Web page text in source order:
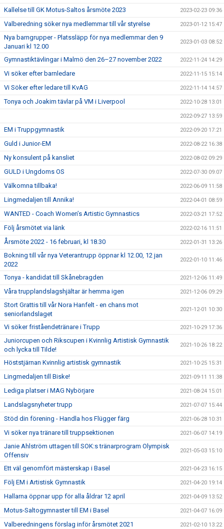
Kallelse till GK Motus-Saltos årsmöte 2023 2023-02-23 09:36
Valberedning söker nya medlemmar till vår styrelse 2023-01-12 15:47
Nya barngrupper - Platssläpp för nya medlemmar den 9
Januari kl 12.00
2023-01-03 08:52
Gymnastiktävlingar i Malmö den 26–27 november 2022 2022-11-24 14:29
Vi söker efter barnledare 2022-11-15 15:14
Vi Söker efter ledare till KvAG 2022-11-14 14:57
Tonya och Joakim tävlar på VM i Liverpool 2022-10-28 13:01
2022-09-27 13:59
EM i Truppgymnastik 2022-09-20 17:21
Guld i Junior-EM 2022-08-22 16:38
Ny konsulent på kansliet 2022-08-02 09:29
GULD i Ungdoms OS 2022-07-30 09:07
Välkomna tillbaka! 2022-06-09 11:58
Lingmedaljen till Annika! 2022-04-01 08:59
WANTED - Coach Women’s Artistic Gymnastics 2022-03-21 17:52
Följ årsmötet via länk 2022-02-16 11:51
Årsmöte 2022 - 16 februari, kl 18.30 2022-01-31 13:26
Bokning till vår nya Veterantrupp öppnar kl 12.00, 12 jan
2022
2022-01-10 11:46
Tonya - kandidat till Skånebragden 2021-12-06 11:49
Våra trupplandslagshjältar är hemma igen 2021-12-06 09:29
Stort Grattis till vår Nora Hanfelt - en chans mot
seniorlandslaget
2021-12-01 10:30
Vi söker friståendetränare i Trupp 2021-10-29 17:36
Juniorcupen och Rikscupen i Kvinnlig Artistisk Gymnastik
och lycka till Tilde!
2021-10-26 18:22
Höststjärnan Kvinnlig artistisk gymnastik 2021-10-25 15:31
Lingmedaljen till Biske! 2021-09-11 11:38
Lediga platser i MAG Nybörjare 2021-08-24 15:01
Landslagsnyheter trupp 2021-07-07 15:44
Stöd din förening - Handla hos Flügger färg 2021-06-28 10:31
Vi söker nya tränare till truppsektionen 2021-06-07 14:19
Janie Ahlström uttagen till SOK:s tränarprogram Olympisk
Offensiv
2021-05-03 15:10
Ett väl genomfört mästerskap i Basel 2021-04-23 16:15
Följ EM i Artistisk Gymnastik 2021-04-20 19:14
Hallarna öppnar upp för alla åldrar 12 april 2021-04-09 13:52
Motus-Saltogymnaster till EM i Basel 2021-04-07 16:09
Valberedningens förslag inför årsmötet 2021 2021-02-10 13:22